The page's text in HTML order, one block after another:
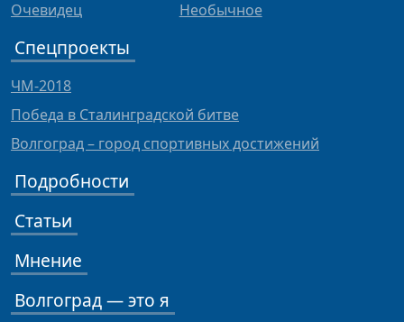
Очевидец
Необычное
Спецпроекты
ЧМ-2018
Победа в Сталинградской битве
Волгоград – город спортивных достижений
Подробности
Статьи
Мнение
Волгоград — это я